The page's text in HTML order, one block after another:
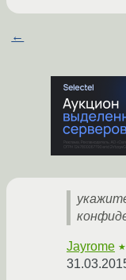
←
Jayrome